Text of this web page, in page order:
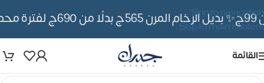
Skip to navigation
Skip to main content
✨ بديل الرخام المرن 565ج بدلًا من 690ج لفترة محدوده
القائمة